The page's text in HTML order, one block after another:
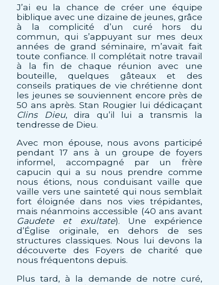
J’ai eu la chance de créer une équipe
biblique avec une dizaine de jeunes, grâce
à la complicité d’un curé hors du
commun, qui s’appuyant sur mes deux
années de grand séminaire, m’avait fait
toute confiance. Il complétait notre travail
à la fin de chaque réunion avec une
bouteille, quelques gâteaux et des
conseils pratiques de vie chrétienne dont
les jeunes se souviennent encore près de
50 ans après. Stan Rougier lui dédicaçant
Clins Dieu, dira qu’il lui a transmis la
tendresse de Dieu.
Avec mon épouse, nous avons participé
pendant 17 ans à un groupe de foyers
informel, accompagné par un frère
capucin qui a su nous prendre comme
nous étions, nous conduisant vaille que
vaille vers une sainteté qui nous semblait
fort éloignée dans nos vies trépidantes,
mais néanmoins accessible (40 ans avant
Gaudete et exultate). Une expérience
d’Église originale, en dehors de ses
structures classiques. Nous lui devons la
découverte des Foyers de charité que
nous fréquentons depuis.
Plus tard, à la demande de notre curé,